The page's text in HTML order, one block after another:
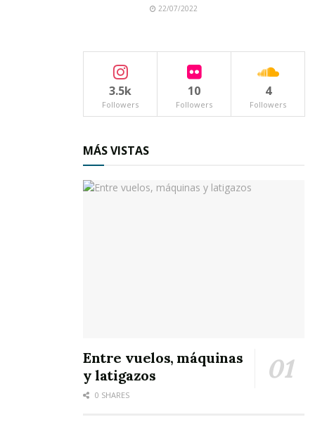
22/07/2022
3.5k
Followers
10
Followers
4
Followers
MÁS VISTAS
Entre vuelos, máquinas
y latigazos
0 SHARES